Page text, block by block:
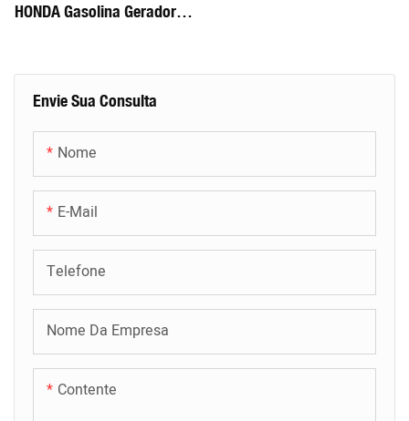
Envie Sua Consulta
Nome
E-Mail
Telefone
Nome Da Empresa
Contente
HONDA Gasolina Gerador